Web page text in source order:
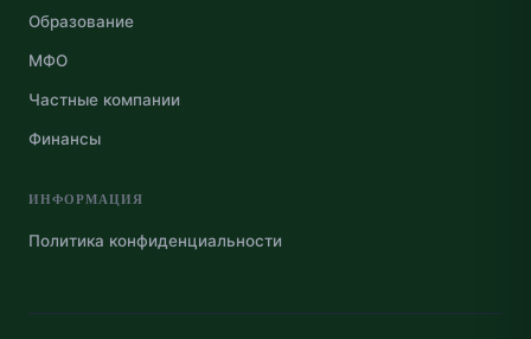
Образование
МФО
Частные компании
Финансы
ИНФОРМАЦИЯ
Политика конфиденциальности